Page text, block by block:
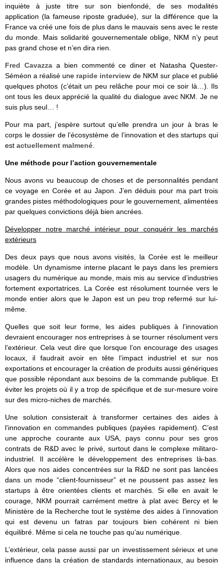
inquiète à juste titre sur son bienfondé, de ses modalités
application (la fameuse riposte graduée), sur la différence que la
France va créé une fois de plus dans le mauvais sens avec le reste
du monde. Mais solidarité gouvernementale oblige, NKM n’y peut
pas grand chose et n’en dira rien.
Fred Cavazzaa bien commenté ce diner et Natasha Quester-
Séméon a réalisé une rapide interview de NKM sur place et publié
quelques photos (c’était un peu relâche pour moi ce soir là…). Ils
ont tous les deux apprécié la qualité du dialogue avec NKM. Je ne
suis plus seul… !
Pour ma part, j’espère surtout qu’elle prendra un jour à bras le
corps le dossier de l’écosystème de l’innovation et des startups qui
est actuellement malmené
Une méthode pour l’action gouvernementale
Nous avons vu beaucoup de choses et de personnalités pendant
ce voyage en Corée et au Japon. J’en déduis pour ma part trois
grandes pistes méthodologiques pour le gouvernement, alimentées
par quelques convictions déjà bien ancrées.
Développer notre marché intérieur pour conquérir les marchés
extérieurs
Des deux pays que nous avons visités, la Corée est le meilleur
modèle. Un dynamisme interne placant le pays dans les premiers
usagers du numérique au monde, mais mis au service d’industries
fortement exportatrices. La Corée est résolument tournée vers le
monde entier alors que le Japon est un peu trop refermé sur lui-
même.
Quelles que soit leur forme, les aides publiques à l’innovation
devraient encourager nos entreprises à se tourner résolument vers
l’extérieur. Cela veut dire que lorsque l’on encourage des usages
locaux, il faudrait avoir en tête l’impact industriel et sur nos
exportations et encourager la création de produits aussi génériques
que possible répondant aux besoins de la commande publique. Et
éviter les projets où il y a trop de spécifique et de sur-mesure voire
sur des micro-niches de marchés.
Une solution consisterait à transformer certaines des aides à
l’innovation en commandes publiques (payées rapidement). C’est
une approche courante aux USA, pays connu pour ses gros
contrats de R&D avec le privé, surtout dans le complexe militaro-
industriel. Il accélère le développement des entreprises là-bas.
Alors que nos aides concentrées sur la R&D ne sont pas lancées
dans un mode “client-fournisseur” et ne poussent pas assez les
startups à être orientées clients et marchés. Si elle en avait le
courage, NKM pourrait carrément mettre à plat avec Bercy et le
Ministère de la Recherche tout le système des aides à l’innovation
qui est devenu un fatras par toujours bien cohérent ni bien
équilibré. Même si cela ne touche pas qu’au numérique.
L’extérieur, cela passe aussi par un investissement sérieux et une
influence dans la création de standards internationaux, au besoin